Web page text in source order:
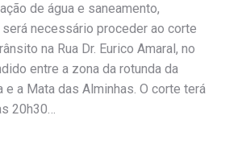
de água e saneamento,
necessário proceder ao corte
na Rua Dr. Eurico Amaral, no
entre a zona da rotunda da
e a Mata das Alminhas. O corte terá
20h30…